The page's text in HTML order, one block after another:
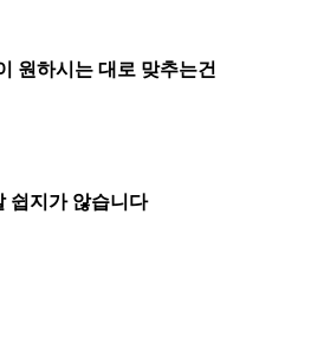
원하시는 대로 맞추는건
쉽지가 않습니다